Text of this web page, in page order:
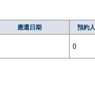
應還日期 預約
0